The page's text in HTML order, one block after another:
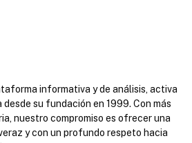
informativa y de análisis, activa
su fundación en 1999. Con más
nuestro compromiso es ofrecer una
y con un profundo respeto hacia